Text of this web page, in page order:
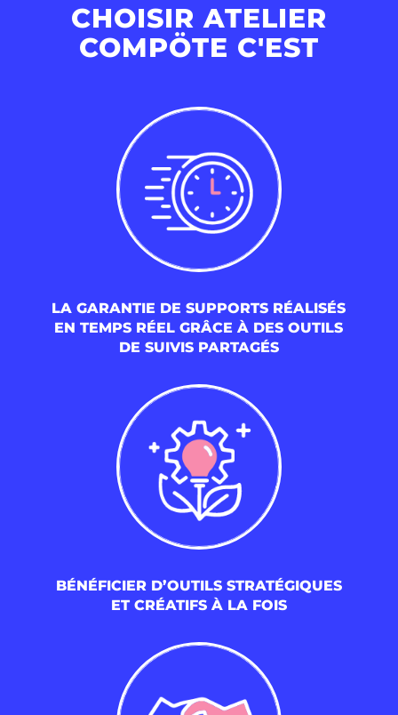
CHOISIR ATELIER
COMPÖTE C'EST
LA GARANTIE DE SUPPORTS RÉALISÉS
EN TEMPS RÉEL GRÂCE À DES OUTILS
DE SUIVIS PARTAGÉS
BÉNÉFICIER D’OUTILS STRATÉGIQUES
ET CRÉATIFS À LA FOIS